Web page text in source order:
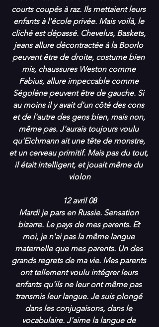
courts coupés à raz. Ils mettaient leurs
enfants à l'école privée. Mais voilà, le
cliché est dépassé. Chevelus, Baskets,
jeans allure décontractée à la Boorlo
peuvent être de droite, costume bien
mis, chaussures Weston comme
Fabius, allure impeccable comme
Ségolène peuvent être de gauche. Si
au moins il y avait d'un côté des cons
et de l'autre des gens bien, mais non,
même pas. J'aurais toujours voulu
qu'Eichmann ait une tête de monstre,
et un cerveau primitif. Mais pas du tout,
il était intelligent, et jouait même du
violon
12 avril 08
Mardi je pars en Russie. Sensation
bizarre. Le pays de mes parents. Et
moi, je n'ai pas la même langue
maternelle que mes parents. Un des
grands regrets de ma vie. Mes parents
ont tellement voulu intégrer leurs
enfants qu'ils ne leur ont même pas
transmis leur langue. Je suis plongé
dans les conjugaisons, dans le
vocabulaire. J'aime la langue de